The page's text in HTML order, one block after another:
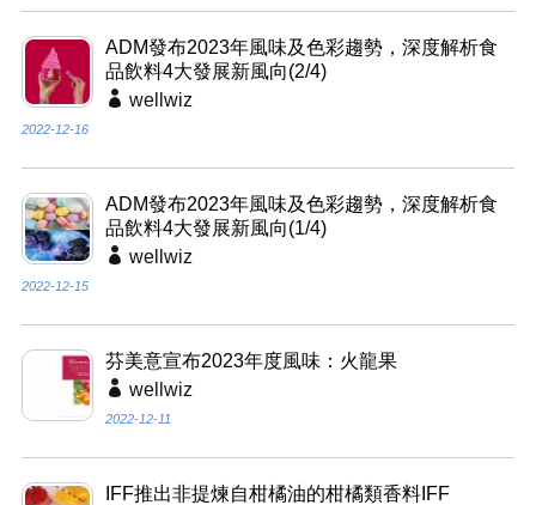
ADM發布2023年風味及色彩趨勢，深度解析食
品飲料4大發展新風向(2/4)
wellwiz
2022-12-16
ADM發布2023年風味及色彩趨勢，深度解析食
品飲料4大發展新風向(1/4)
wellwiz
2022-12-15
芬美意宣布2023年度風味：火龍果
wellwiz
2022-12-11
IFF推出非提煉自柑橘油的柑橘類香料IFF